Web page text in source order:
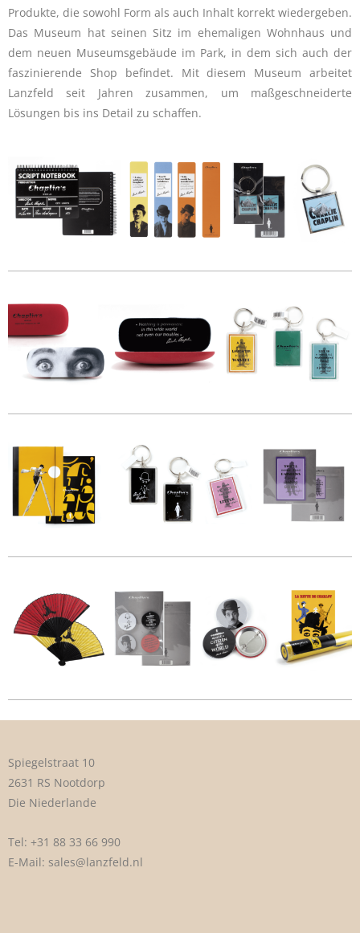
Produkte, die sowohl Form als auch Inhalt korrekt wiedergeben.
Das Museum hat seinen Sitz im ehemaligen Wohnhaus und
dem neuen Museumsgebäude im Park, in dem sich auch der
faszinierende Shop befindet. Mit diesem Museum arbeitet
Lanzfeld seit Jahren zusammen, um maßgeschneiderte
Lösungen bis ins Detail zu schaffen.
Spiegelstraat 10
2631 RS Nootdorp
Die Niederlande
Tel: +31 88 33 66 990
E-Mail: sales@lanzfeld.nl